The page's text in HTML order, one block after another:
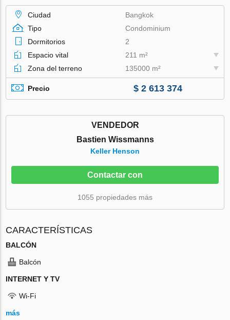
Ciudad
Bangkok
Tipo
Condominium
Dormitorios
2
Espacio vital
211 m²
Zona del terreno
135000 m²
Precio $ 2 613 374
VENDEDOR
Bastien Wissmanns
Keller Henson
Contactar con
1055 propiedades más
CARACTERÍSTICAS
BALCÓN
Balcón
INTERNET Y TV
Wi-Fi
más